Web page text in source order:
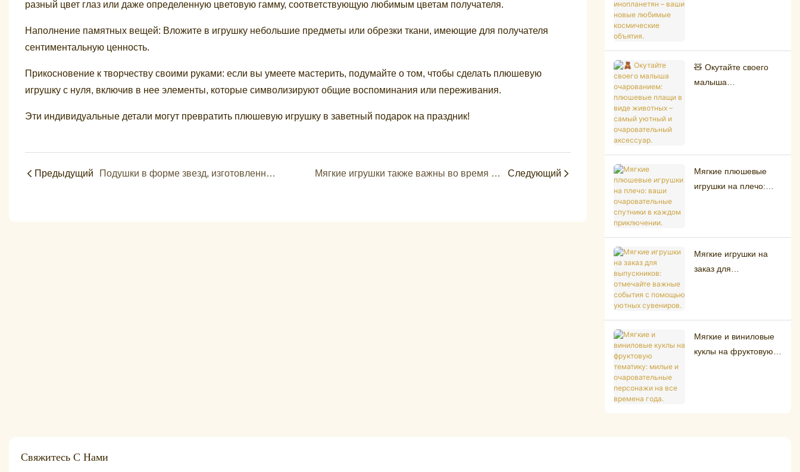
разный цвет глаз или даже определенную цветовую гамму, соответствующую любимым цветам получателя.
Наполнение памятных вещей: Вложите в игрушку небольшие предметы или обрезки ткани, имеющие для получателя
сентиментальную ценность.
Прикосновение к творчеству своими руками: если вы умеете мастерить, подумайте о том, чтобы сделать плюшевую
игрушку с нуля, включив в нее элементы, которые символизируют общие воспоминания или переживания.
Эти индивидуальные детали могут превратить плюшевую игрушку в заветный подарок на праздник!
Предыдущий Подушки в форме звезд, изготовленные на заказ: небесное наслаждение. Мягкие игрушки также важны во время Хэллоуина. Следующий
🧸 Окутайте своего
малыша
очаровательный
аксессуар.
Мягкие плюшевые
игрушки на плечо:
Мягкие игрушки на
заказ для
Мягкие и виниловые
куклы на фруктовую
Свяжитесь С Нами